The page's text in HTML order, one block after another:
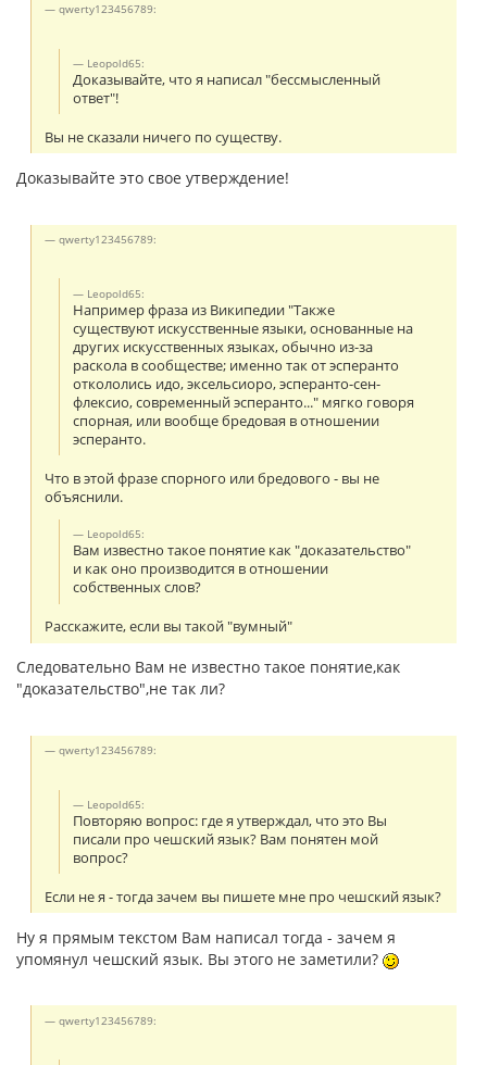
qwerty123456789:
Leopold65:
Доказывайте, что я написал "бессмысленный
ответ"!
Вы не сказали ничего по существу.
Доказывайте это свое утверждение!
qwerty123456789:
Leopold65:
Например фраза из Википедии "Также
существуют искусственные языки, основанные на
других искусственных языках, обычно из-за
раскола в сообществе; именно так от эсперанто
откололись идо, эксельсиоро, эсперанто-сен-
флексио, современный эсперанто..." мягко говоря
спорная, или вообще бредовая в отношении
эсперанто.
Что в этой фразе спорного или бредового - вы не
объяснили.
Leopold65:
Вам известно такое понятие как "доказательство"
и как оно производится в отношении
собственных слов?
Расскажите, если вы такой "вумный"
Следовательно Вам не известно такое понятие,как
"доказательство",не так ли?
qwerty123456789:
Leopold65:
Повторяю вопрос: где я утверждал, что это Вы
писали про чешский язык? Вам понятен мой
вопрос?
Если не я - тогда зачем вы пишете мне про чешский язык?
Ну я прямым текстом Вам написал тогда - зачем я
упомянул чешский язык. Вы этого не заметили?
qwerty123456789: